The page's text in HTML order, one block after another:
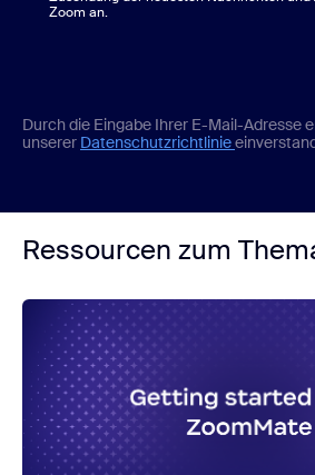
Zoom an.
Durch die Eingabe Ihrer E-Mail-Adresse
unserer Datenschutzrichtlinie
Ressourcen zum